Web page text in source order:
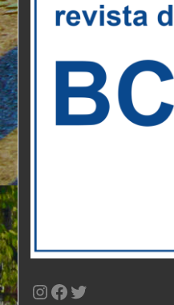
Instagram
Facebook
Twitter